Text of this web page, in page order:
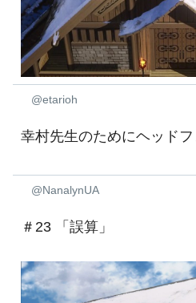
@etarioh
幸村先生のためにヘッド
@NanalynUA
＃23 「誤算」